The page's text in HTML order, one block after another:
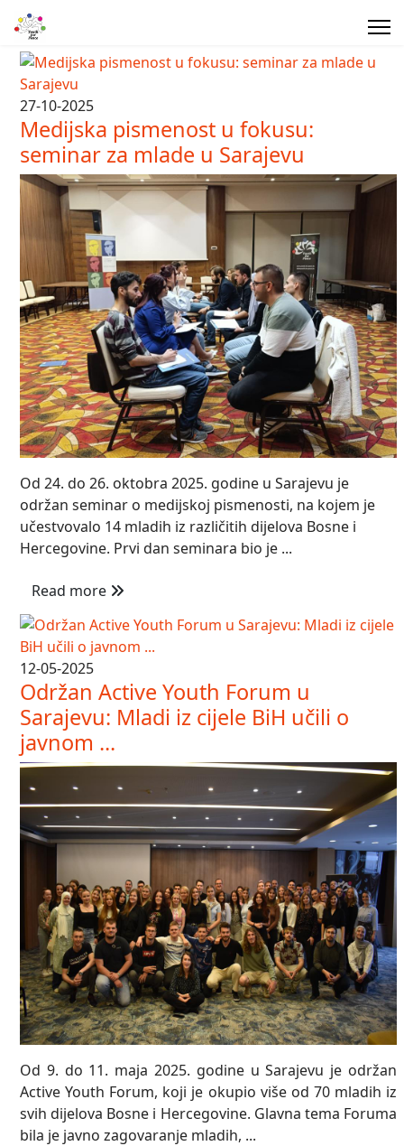
27-10-2025
Medijska pismenost u fokusu:
seminar za mlade u Sarajevu
Od 24. do 26. oktobra 2025. godine u Sarajevu je
održan seminar o medijskoj pismenosti, na kojem je
učestvovalo 14 mladih iz različitih dijelova Bosne i
Hercegovine. Prvi dan seminara bio je ...
Read more
12-05-2025
Održan Active Youth Forum u
Sarajevu: Mladi iz cijele BiH učili o
javnom ...
Od 9. do 11. maja 2025. godine u Sarajevu je održan
Active Youth Forum, koji je okupio više od 70 mladih iz
svih dijelova Bosne i Hercegovine. Glavna tema Foruma
bila je javno zagovaranje mladih, ...